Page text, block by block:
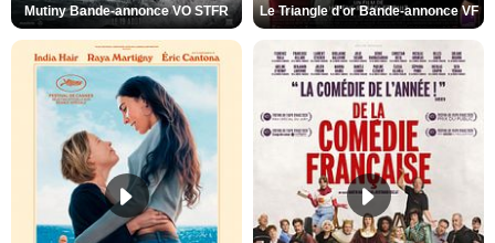
Mutiny Bande-annonce VO STFR Le Triangle d'or Bande-annonce VF